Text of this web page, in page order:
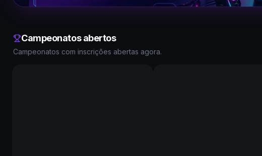
Campeonatos abertos
Campeonatos com inscrições abertas agora.